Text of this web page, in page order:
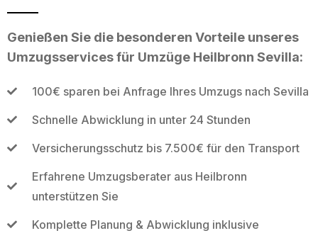
Genießen Sie die besonderen Vorteile unseres
Umzugsservices für Umzüge Heilbronn Sevilla:
100€ sparen bei Anfrage Ihres Umzugs nach Sevilla
Schnelle Abwicklung in unter 24 Stunden
Versicherungsschutz bis 7.500€ für den Transport
Erfahrene Umzugsberater aus Heilbronn
unterstützen Sie
Komplette Planung & Abwicklung inklusive